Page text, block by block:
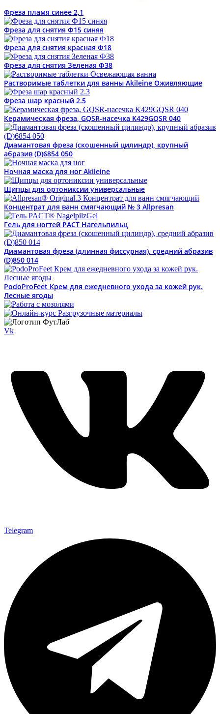
Фреза пламя синее 2,1
Фреза для снятия Ф15 синяя
Фреза для снятия красная Ф18
Фреза для снятия Зеленая Ф38
Растворимые таблетки для ванны Akileine Оживляющие
Фреза шар красный 2.5
Керамическая фреза, GQSR-насечка K429GQSR 040
Диамантовая фреза (скошенный цилиндр), крупный
абразив (D)6854 050
Ночная маска для ног Akileine
Щипцы для ортониксии универсальные
Концентрат для ванн смягчающий № 3 Allpresan
Гель для ногтей PACT Нагельпильц
Диамантовая фреза (длинная фиссурная), средний абразив
(D)850 014
PodoProFeet Крем для ежедневного ухода за кожей рук.
Лесные ягоды
Vk
Telegram